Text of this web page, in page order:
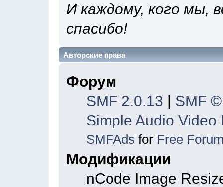
И каждому, кого мы,
спасибо!
Авторские права
Форум
SMF 2.0.13 | SMF
Simple Audio Video
SMFAds for Free
Модификации
nCode Image